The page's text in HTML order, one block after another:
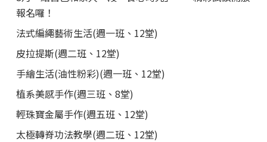
報名囉！
法式編繩藝術生活(週一班、12堂)
皮拉提斯(週二班、12堂)
手繪生活(油性粉彩)(週一班、12堂)
植系美感手作(週三班、8堂)
輕珠寶金屬手作(週五班、12堂)
太極轉脊功法教學(週二班、12堂)